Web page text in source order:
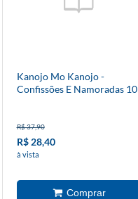
Kanojo Mo Kanojo -
Confissões E Namoradas 10
R$ 37,90
R$ 28,40
à vista